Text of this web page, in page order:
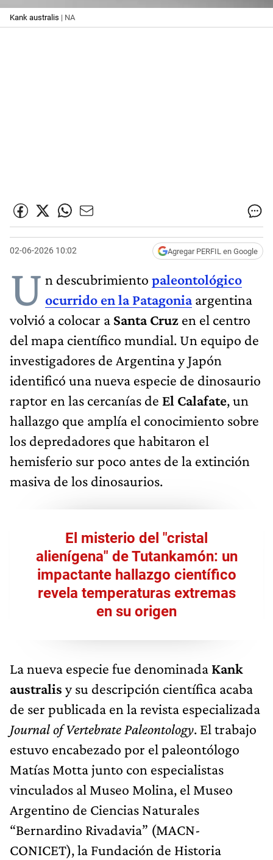
Kank australis | NA
02-06-2026 10:02 Agregar PERFIL en Google
U n descubrimiento paleontológico
ocurrido en la Patagoniaargentina
volvió a colocar a Santa Cruz en el centro
del mapa científico mundial. Un equipo de
investigadores de Argentina y Japón
identificó una nueva especie de dinosaurio
raptor en las cercanías de El Calafate, un
hallazgo que amplía el conocimiento sobre
los depredadores que habitaron el
hemisferio sur poco antes de la extinción
masiva de los dinosaurios.
El misterio del "cristal
alienígena" de Tutankamón: un
impactante hallazgo científico
revela temperaturas extremas
en su origen
La nueva especie fue denominada Kank
australis y su descripción científica acaba
de ser publicada en la revista especializada
Journal of Vertebrate Paleontology. El trabajo
estuvo encabezado por el paleontólogo
Matías Motta junto con especialistas
vinculados al Museo Molina, el Museo
Argentino de Ciencias Naturales
“Bernardino Rivadavia” (MACN-
CONICET), la Fundación de Historia